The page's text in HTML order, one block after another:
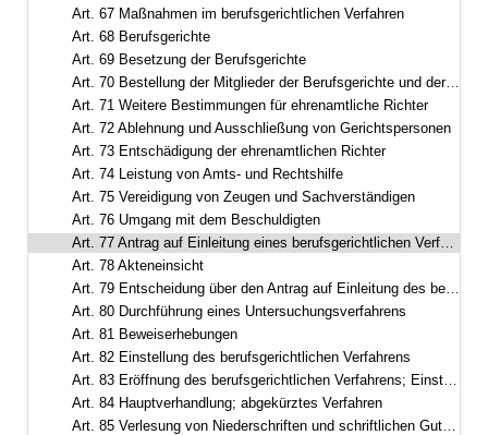
Art. 67 Maßnahmen im berufsgerichtlichen Verfahren
Art. 68 Berufsgerichte
Art. 69 Besetzung der Berufsgerichte
Art. 70 Bestellung der Mitglieder der Berufsgerichte und der Untersuchungsführer
Art. 71 Weitere Bestimmungen für ehrenamtliche Richter
Art. 72 Ablehnung und Ausschließung von Gerichtspersonen
Art. 73 Entschädigung der ehrenamtlichen Richter
Art. 74 Leistung von Amts- und Rechtshilfe
Art. 75 Vereidigung von Zeugen und Sachverständigen
Art. 76 Umgang mit dem Beschuldigten
Art. 77 Antrag auf Einleitung eines berufsgerichtlichen Verfahrens; Zuständigkeit
Art. 78 Akteneinsicht
Art. 79 Entscheidung über den Antrag auf Einleitung des berufsgerichtlichen Verfahrens
Art. 80 Durchführung eines Untersuchungsverfahrens
Art. 81 Beweiserhebungen
Art. 82 Einstellung des berufsgerichtlichen Verfahrens
Art. 83 Eröffnung des berufsgerichtlichen Verfahrens; Einstellung wegen Geringfügigkeit
Art. 84 Hauptverhandlung; abgekürztes Verfahren
Art. 85 Verlesung von Niederschriften und schriftlichen Gutachten